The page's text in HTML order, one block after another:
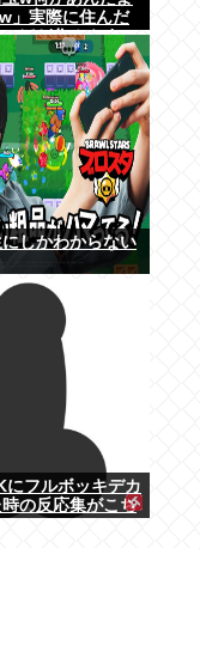
」実際に住んだ
ほど住みやすい
じゃん」
しかわからない
にフルボッキデカ
の反応集がこち